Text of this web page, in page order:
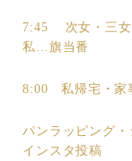
7:45 次女・三女
私…旗当番
8:00 私帰宅・家
パンラッピング
インスタ投稿